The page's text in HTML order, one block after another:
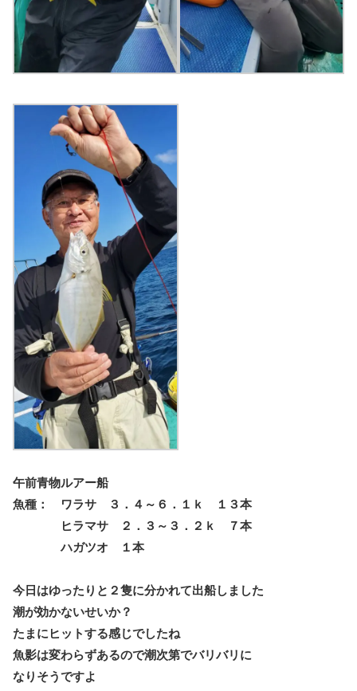
午前青物ルアー船
魚種： ワラサ ３．４～６．１ｋ １３本
ヒラマサ ２．３～３．２ｋ ７本
ハガツオ １本
今日はゆったりと２隻に分かれて出船しました
潮が効かないせいか？
たまにヒットする感じでしたね
魚影は変わらずあるので潮次第でバリバリに
なりそうですよ